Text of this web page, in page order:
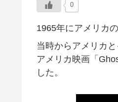
0
1965年にアメリカ
当時からアメリカ
アメリカ映画「
した。